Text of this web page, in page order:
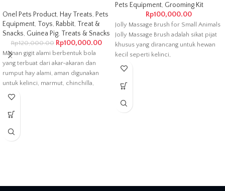
Onel Pets Product, Hay Treats, Pets
Equipment, Toys, Rabbit, Treat &
Snacks, Guinea Pig, Treats & Snacks
Rp120,000.00 Rp100,000.00
Mainan gigit alami berbentuk bola
yang terbuat dari akar-akaran dan
rumput hay alami, aman digunakan
untuk kelinci, marmut, chinchilla,
hamster,
Pets Equipment, Grooming Kit
Rp100,000.00
Jolly Massage Brush for Small Animals
Jolly Massage Brush adalah sikat pijat
khusus yang dirancang untuk hewan
kecil seperti kelinci,